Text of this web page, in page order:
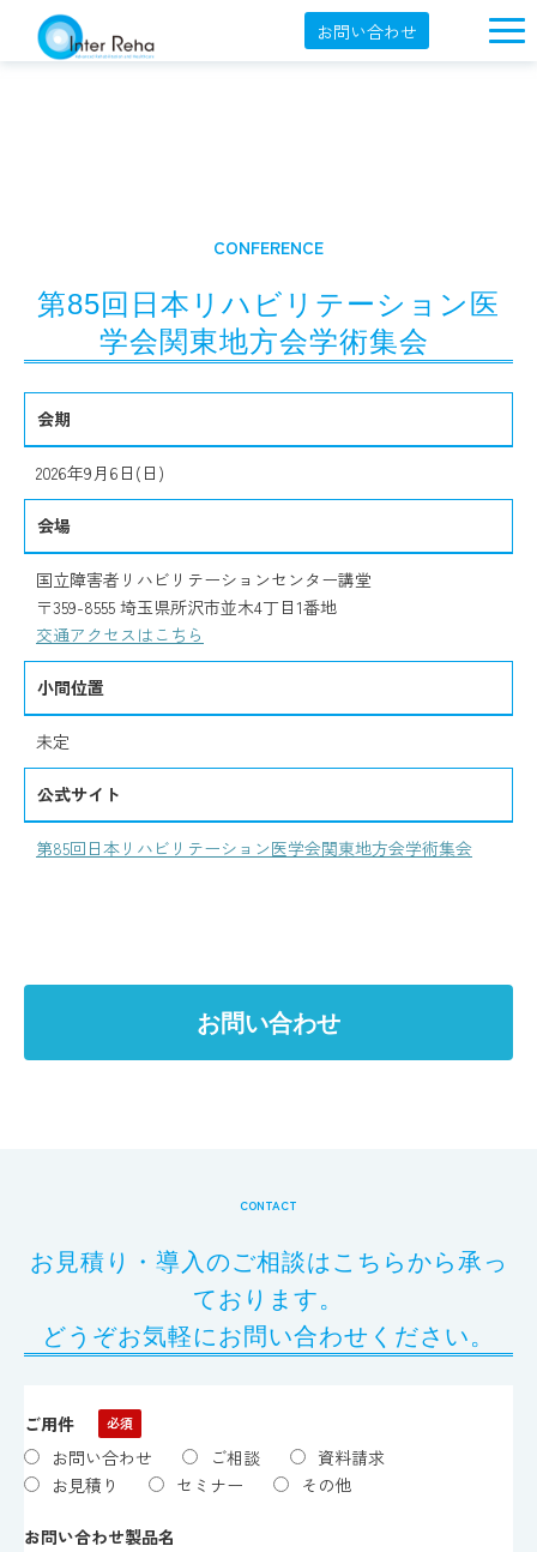
お問い合わせ
YouTube
CONFERENCE
第85回日本リハビリテーション医
学会関東地方会学術集会
会期
2026年9月6日(日)
会場
国立障害者リハビリテーションセンター講堂
〒359-8555 埼玉県所沢市並木4丁目1番地
交通アクセスはこちら
小間位置
未定
公式サイト
第85回日本リハビリテーション医学会関東地方会学術集会
お問い合わせ
CONTACT
お見積り・導入のご相談はこちらから承っ
ております。
どうぞお気軽にお問い合わせください。
ご用件
お問い合わせ
ご相談
資料請求
お見積り
セミナー その他
お問い合わせ製品名